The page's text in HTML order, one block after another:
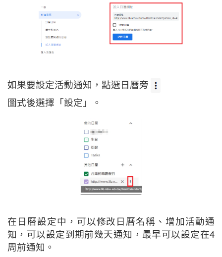
如果要設定活動通知，點選日曆旁
圖式後選擇「設定」。
在日曆設定中，可以修改日曆名稱、增加活動通
知，可以設定到期前幾天通知，最早可以設定在4
周前通知。